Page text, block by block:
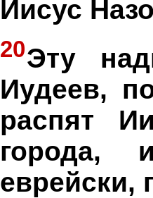
Иисус
20Эту
Иудеев,
распят
города,
еврейски,